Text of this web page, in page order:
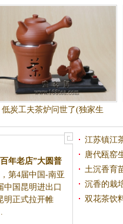
低炭工夫茶炉问世了(独家生
产)!!!!!!!
年老店”大圆普
走多远的关键
第4届中国-南亚
中国昆明进出口
明正式拉开帷
江苏镇江
命
唐代瓯窑
土沉香育
沉香的栽
双花茶饮